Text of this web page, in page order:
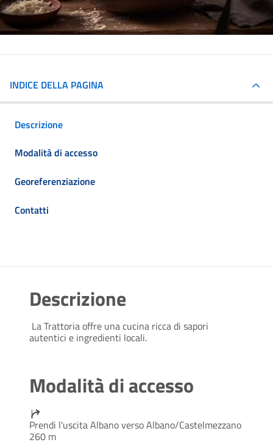
INDICE DELLA PAGINA
Descrizione
Modalità di accesso
Georeferenziazione
Contatti
Descrizione
autentici e ingredienti locali.
Modalità di accesso
Prendi l'uscita Albano verso Albano/Castelmezzano
260 m